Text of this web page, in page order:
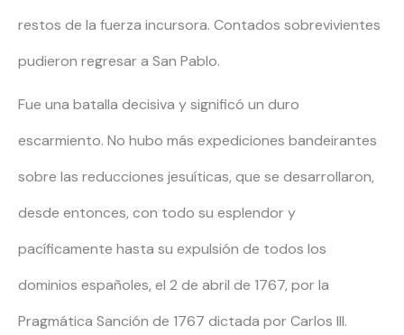
restos de la fuerza incursora. Contados sobrevivientes
pudieron regresar a San Pablo.
Fue una batalla decisiva y significó un duro
escarmiento. No hubo más expediciones bandeirantes
sobre las reducciones jesuíticas, que se desarrollaron,
desde entonces, con todo su esplendor y
pacíficamente hasta su expulsión de todos los
dominios españoles, el 2 de abril de 1767, por la
Pragmática Sanción de 1767 dictada por Carlos III.